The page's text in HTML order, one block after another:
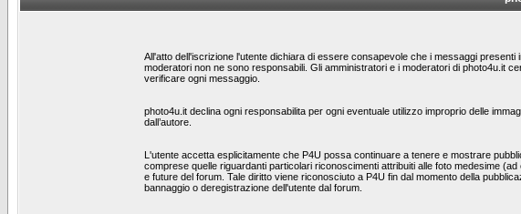
All'atto dell'iscrizione l'utente dichiara di essere consapevole che i messaggi
moderatori non ne sono responsabili. Gli amministratori e i moderatori di photo4u.it
verificare ogni messaggio.
photo4u.it declina ogni responsabilita per ogni eventuale utilizzo improprio delle
dall’autore.
L'utente accetta esplicitamente che P4U possa continuare a tenere e mostrare
comprese quelle riguardanti particolari riconoscimenti attribuiti alle foto medesime
e future del forum. Tale diritto viene riconosciuto a P4U fin dal momento della
bannaggio o deregistrazione dell'utente dal forum.